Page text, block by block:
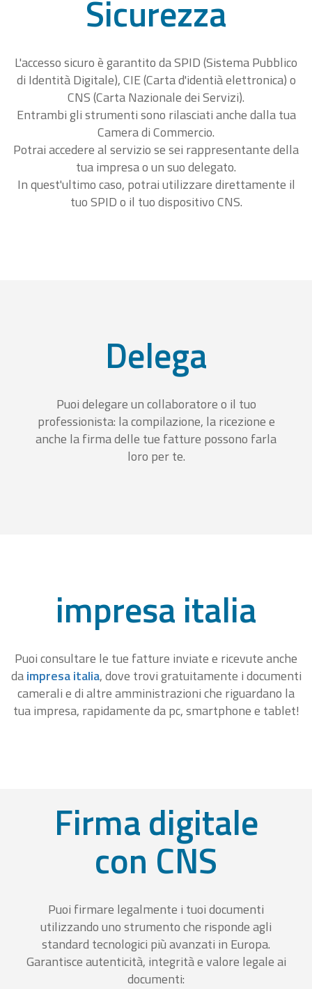
Sicurezza
L'accesso sicuro è garantito da SPID (Sistema Pubblico
di Identità Digitale), CIE (Carta d'identià elettronica) o
CNS (Carta Nazionale dei Servizi).
Entrambi gli strumenti sono rilasciati anche dalla tua
Camera di Commercio.
Potrai accedere al servizio se sei rappresentante della
tua impresa o un suo delegato.
In quest'ultimo caso, potrai utilizzare direttamente il
tuo SPID o il tuo dispositivo CNS.
Delega
Puoi delegare un collaboratore o il tuo
professionista: la compilazione, la ricezione e
anche la firma delle tue fatture possono farla
loro per te.
impresa italia
Puoi consultare le tue fatture inviate e ricevute anche
daimpresa italia, dove trovi gratuitamente i documenti
camerali e di altre amministrazioni che riguardano la
tua impresa, rapidamente da pc, smartphone e tablet!
Firma digitale
con CNS
Puoi firmare legalmente i tuoi documenti
utilizzando uno strumento che risponde agli
standard tecnologici più avanzati in Europa.
Garantisce autenticità, integrità e valore legale ai
documenti: